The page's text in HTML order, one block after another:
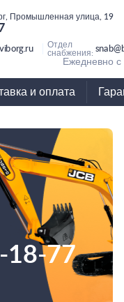
Промышленная улица, 19
Отдел
снабжения:
Ежедневно
и оплата
18-77